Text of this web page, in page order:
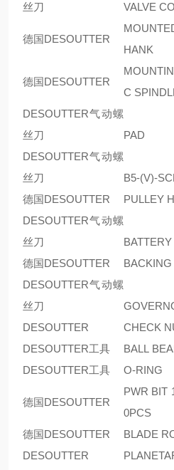
丝刀
VALVE
德国DESOUTTER
HANK
德国DESOUTTER
C
DESOUTTER气动螺
丝刀
PAD
DESOUTTER气动螺
丝刀
B5-(V)-
德国DESOUTTER
PULLEY
DESOUTTER气动螺
丝刀
德国DESOUTTER
BACKING
DESOUTTER气动螺
丝刀
DESOUTTER
CHECK
DESOUTTER工具
BALL
DESOUTTER工具
O-RING
德国DESOUTTER
PWR BIT
0PCS
德国DESOUTTER
BLADE
DESOUTTER